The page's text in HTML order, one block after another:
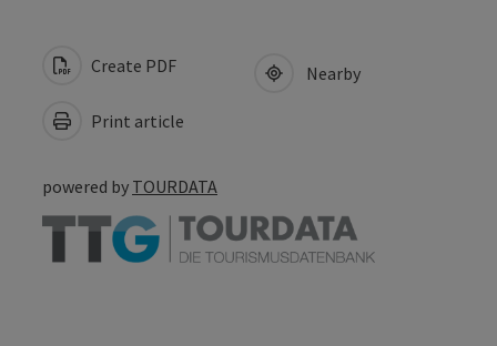
Create PDF
Print article
Nearby
powered by TOURDATA